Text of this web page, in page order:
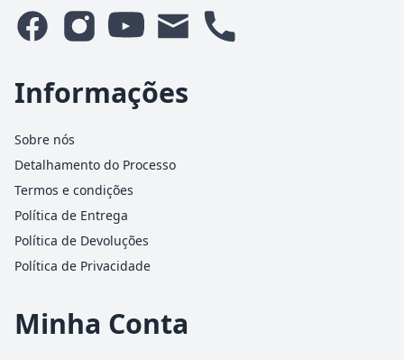
Informações
Sobre nós
Detalhamento do Processo
Termos e condições
Política de Entrega
Política de Devoluções
Política de Privacidade
Minha Conta